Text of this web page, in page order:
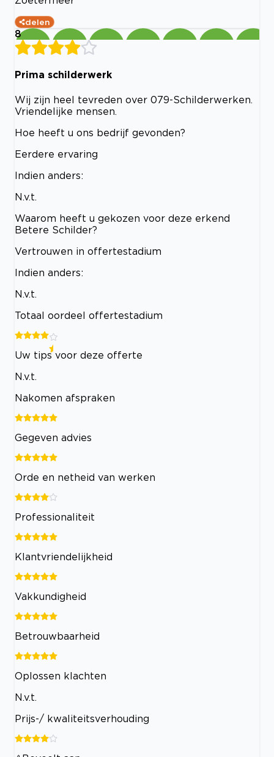
delen
8
Prima schilderwerk
Wij zijn heel tevreden over 079-Schilderwerken.
Vriendelijke mensen.
Hoe heeft u ons bedrijf gevonden?
Eerdere ervaring
Indien anders:
N.v.t.
Waarom heeft u gekozen voor deze erkend
Betere Schilder?
Vertrouwen in offertestadium
Indien anders:
N.v.t.
Totaal oordeel offertestadium
Uw tips voor deze offerte
N.v.t.
Nakomen afspraken
Gegeven advies
Orde en netheid van werken
Professionaliteit
Klantvriendelijkheid
Vakkundigheid
Betrouwbaarheid
Oplossen klachten
N.v.t.
Prijs-/ kwaliteitsverhouding